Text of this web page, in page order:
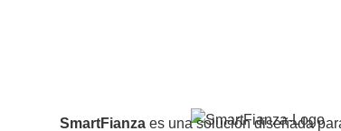
SmartFianza es una solución diseñada